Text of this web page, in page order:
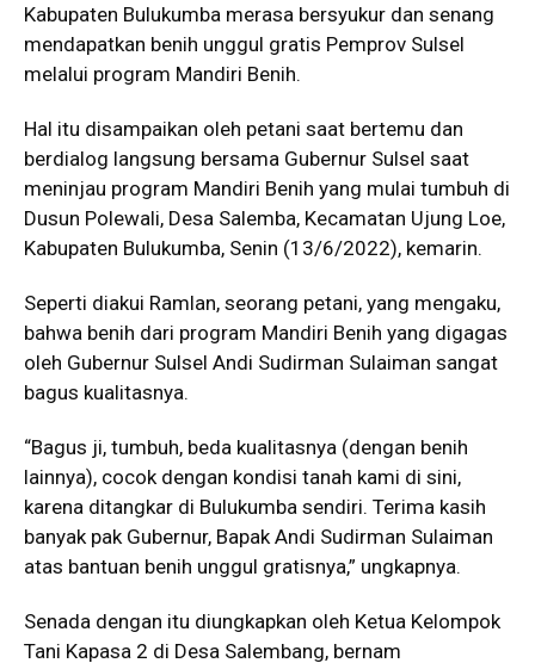
Kabupaten Bulukumba merasa bersyukur dan senang
mendapatkan benih unggul gratis Pemprov Sulsel
melalui program Mandiri Benih.
Hal itu disampaikan oleh petani saat bertemu dan
berdialog langsung bersama Gubernur Sulsel saat
meninjau program Mandiri Benih yang mulai tumbuh di
Dusun Polewali, Desa Salemba, Kecamatan Ujung Loe,
Kabupaten Bulukumba, Senin (13/6/2022), kemarin.
Seperti diakui Ramlan, seorang petani, yang mengaku,
bahwa benih dari program Mandiri Benih yang digagas
oleh Gubernur Sulsel Andi Sudirman Sulaiman sangat
bagus kualitasnya.
“Bagus ji, tumbuh, beda kualitasnya (dengan benih
lainnya), cocok dengan kondisi tanah kami di sini,
karena ditangkar di Bulukumba sendiri. Terima kasih
banyak pak Gubernur, Bapak Andi Sudirman Sulaiman
atas bantuan benih unggul gratisnya,” ungkapnya.
Senada dengan itu diungkapkan oleh Ketua Kelompok
Tani Kapasa 2 di Desa Salembang, bernam